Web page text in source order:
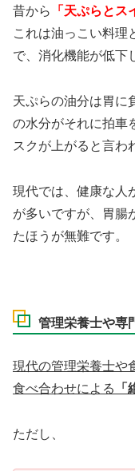
昔から 「天ぷらとス
これは油っこい料理
で、消化機能が低下
天ぷらの油分は胃に
の水分がそれに拍車
スクが上がると言わ
現代では、健康な人
が多いですが、胃腸
たほうが無難です。
管理栄養士や専
現代の管理栄養士や
食べ合わせによる
「
ただし、